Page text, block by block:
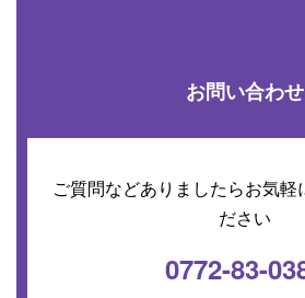
お問い合わせ
ご質問などありましたらお気軽
ださい
0772-83-